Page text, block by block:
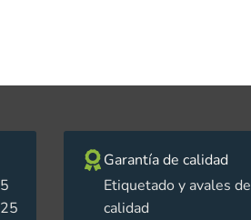
Garantía de calidad
Etiquetado y avales de
calidad